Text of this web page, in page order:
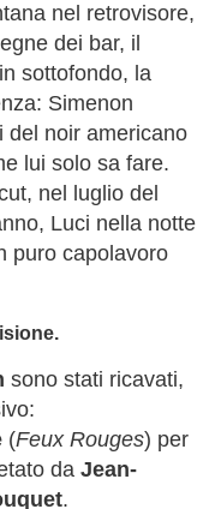
nel retrovisore,
dei bar, il
sottofondo, la
Simenon
del noir americano
lui solo sa fare.
nel luglio del
Luci nella notte
puro capolavoro
sono stati ricavati,
(Feux Rouges) per
da Jean-
.